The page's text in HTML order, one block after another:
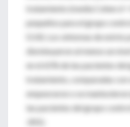
tratamiento (media Cohen d
pequeños para el grupo
0.14). Los síntomas de estrés
disminuyeron al menos un
en el 65% de las pacientes del
tratamiento, comparadas con
empeoraron o se mantuvieron
las pacientes del grupo
.001).